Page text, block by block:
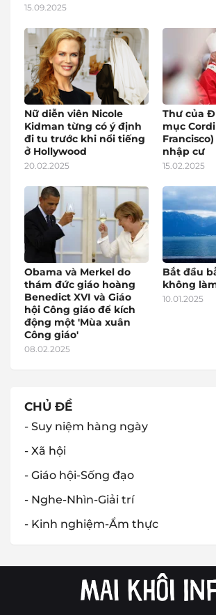
15.09.2025
Nữ diễn viên Nicole
Kidman từng có ý định
đi tu trước khi nổi tiếng
ở Hollywood
20.02.2025
Thư của
mục
nhập cư
15.02.2025
Obama và Merkel do
thám đức giáo hoàng
Benedict XVI và Giáo
hội Công giáo để kích
động một 'Mùa xuân
Công giáo'
08.02.2025
Bắt đầu
không
10.01.2025
CHỦ ĐỀ
- Suy niệm hàng ngày
- Xã hội
- Giáo hội-Sống đạo
- Nghe-Nhìn-Giải trí
- Kinh nghiệm-Ẩm thực